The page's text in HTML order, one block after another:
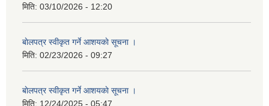
मिति: 03/10/2026 - 12:20
बाेलपत्र स्वीकृत गर्ने आशयकाे सूचना ।
मिति: 02/23/2026 - 09:27
बाेलपत्र स्वीकृत गर्ने आशयकाे सूचना ।
मिति: 12/24/2025 - 05:47